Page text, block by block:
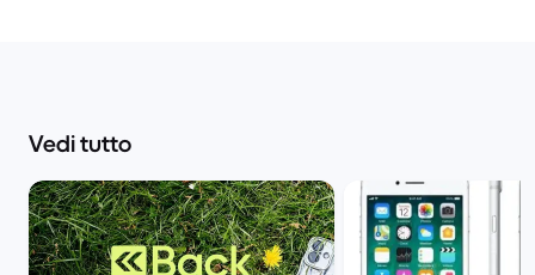
Vedi tutto